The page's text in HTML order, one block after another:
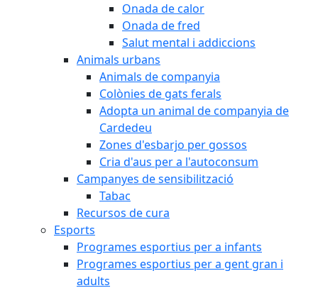
Onada de calor
Onada de fred
Salut mental i addiccions
Animals urbans
Animals de companyia
Colònies de gats ferals
Adopta un animal de companyia de
Cardedeu
Zones d'esbarjo per gossos
Cria d'aus per a l'autoconsum
Campanyes de sensibilització
Tabac
Recursos de cura
Esports
Programes esportius per a infants
Programes esportius per a gent gran i
adults